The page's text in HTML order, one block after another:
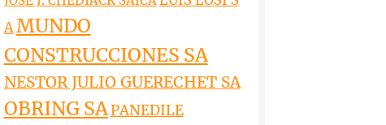
AMUNDO
CONSTRUCCIONES SA
NESTOR JULIO GUERECHET SA
OBRING SAPANEDILE